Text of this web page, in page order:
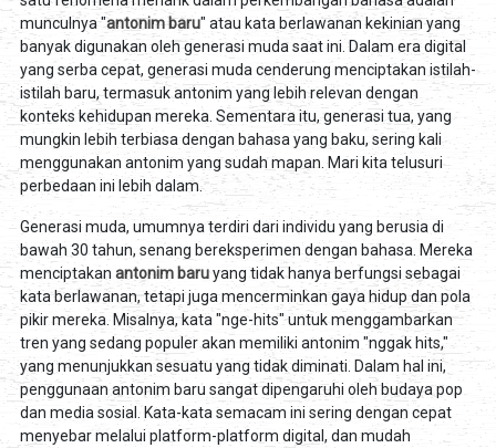
munculnya "antonim baru" atau kata berlawanan kekinian yang
banyak digunakan oleh generasi muda saat ini. Dalam era digital
yang serba cepat, generasi muda cenderung menciptakan istilah-
istilah baru, termasuk antonim yang lebih relevan dengan
konteks kehidupan mereka. Sementara itu, generasi tua, yang
mungkin lebih terbiasa dengan bahasa yang baku, sering kali
menggunakan antonim yang sudah mapan. Mari kita telusuri
perbedaan ini lebih dalam.
Generasi muda, umumnya terdiri dari individu yang berusia di
bawah 30 tahun, senang bereksperimen dengan bahasa. Mereka
menciptakanantonim baruyang tidak hanya berfungsi sebagai
kata berlawanan, tetapi juga mencerminkan gaya hidup dan pola
pikir mereka. Misalnya, kata "nge-hits" untuk menggambarkan
tren yang sedang populer akan memiliki antonim "nggak hits,"
yang menunjukkan sesuatu yang tidak diminati. Dalam hal ini,
penggunaan antonim baru sangat dipengaruhi oleh budaya pop
dan media sosial. Kata-kata semacam ini sering dengan cepat
menyebar melalui platform-platform digital, dan mudah